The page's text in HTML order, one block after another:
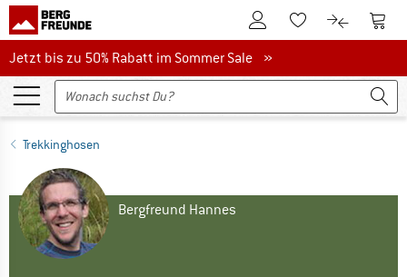
Zum KundenkontoZum Merkzettel.
Zum Zum
Jetzt bis zu 50% Rabatt im Sommer Sale
Jetzt bis zu 50% Rabatt im Sommer Sale »
Trekkinghosen
Bergfreund Hannes